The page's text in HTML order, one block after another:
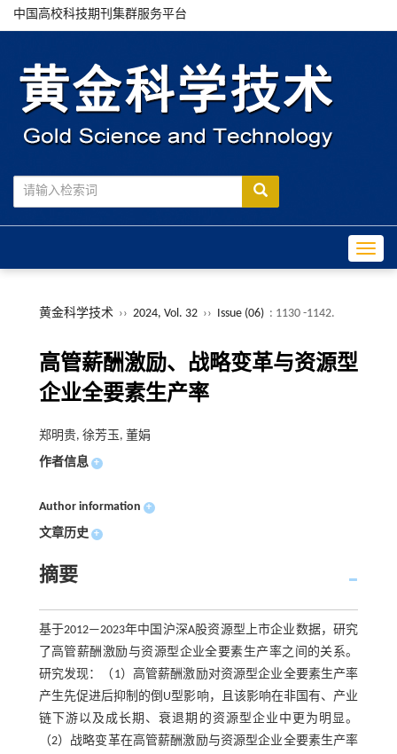
中国高校科技期刊集群服务平台
黄金科学技术 ›› 2024, Vol. 32 ›› Issue (06) : 1130 -1142.
高管薪酬激励、战略变革与资源型
企业全要素生产率
郑明贵, 徐芳玉, 董娟
作者信息 +
Author information +
文章历史 +
摘要
基于2012—2023年中国沪深A股资源型上市企业数据，研究
了高管薪酬激励与资源型企业全要素生产率之间的关系。
研究发现：（1）高管薪酬激励对资源型企业全要素生产率
产生先促进后抑制的倒U型影响，且该影响在非国有、产业
链下游以及成长期、衰退期的资源型企业中更为明显。
（2）战略变革在高管薪酬激励与资源型企业全要素生产率